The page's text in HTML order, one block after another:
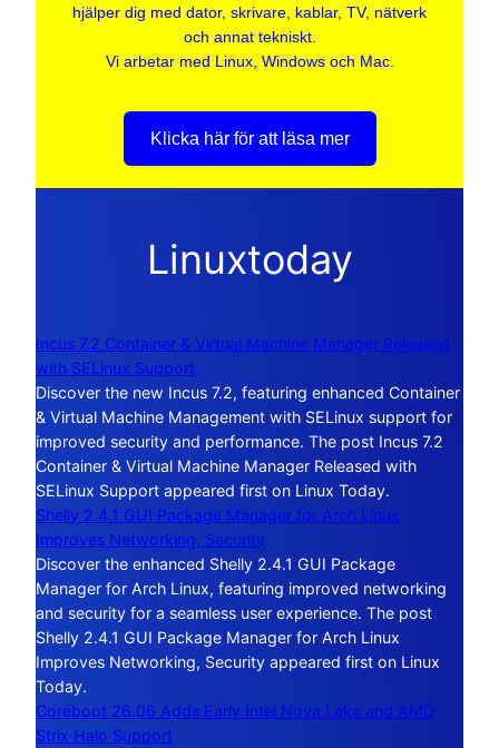
hjälper dig med dator, skrivare, kablar, TV, nätverk
och annat tekniskt.
Vi arbetar med Linux, Windows och Mac.
Klicka här för att läsa mer
Linuxtoday
Incus 7.2 Container & Virtual Machine Manager Released
with SELinux Support
Discover the new Incus 7.2, featuring enhanced Container
& Virtual Machine Management with SELinux support for
improved security and performance. The post Incus 7.2
Container & Virtual Machine Manager Released with
SELinux Support appeared first on Linux Today.
Shelly 2.4.1 GUI Package Manager for Arch Linux
Improves Networking, Security
Discover the enhanced Shelly 2.4.1 GUI Package
Manager for Arch Linux, featuring improved networking
and security for a seamless user experience. The post
Shelly 2.4.1 GUI Package Manager for Arch Linux
Improves Networking, Security appeared first on Linux
Today.
Coreboot 26.06 Adds Early Intel Nova Lake and AMD
Strix Halo Support